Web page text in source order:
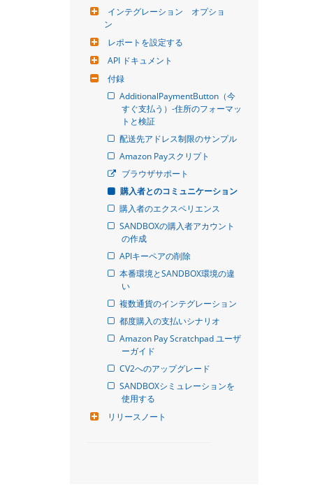
インテグレーション　オプショ
ン
レポートを設定する
API ドキュメント
付録
AdditionalPaymentButton（今
すぐ支払う）-住所のフォーマッ
トと検証
配送先アドレス制限のサンプル
Amazon Payスクリプト
ブラウザサポート
購入者とのコミュニケーション
購入者のエクスペリエンス
SANDBOXの購入者アカウント
の作成
APIキーペアの削除
本番環境とSANDBOX環境の違
い
複数通貨のインテグレーション
都度購入の支払いシナリオ
Amazon Pay Scratchpad ユーザ
ーガイド
CV2へのアップグレード
SANDBOXシミュレーションを
使用する
リリースノート